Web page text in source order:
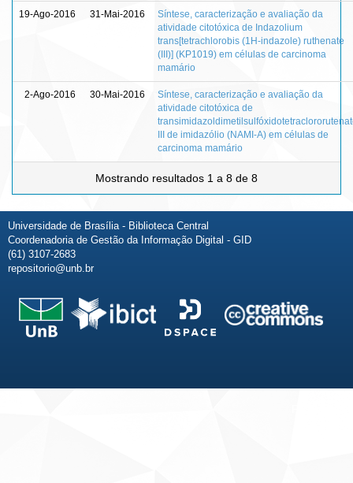
19-Ago-2016 31-Mai-2016
Síntese, caracterização e avaliação da
atividade citotóxica de Indazolium
trans[tetrachlorobis (1H-indazole) ruthenate
(III)] (KP1019) em células de carcinoma
mamário
2-Ago-2016 30-Mai-2016
Síntese, caracterização e avaliação da
atividade citotóxica de
III de imidazólio (NAMI-A) em células de
carcinoma mamário
Mostrando resultados 1 a 8 de 8
Universidade de Brasília - Biblioteca Central
Coordenadoria de Gestão da Informação Digital - GID
(61) 3107-2683
repositorio@unb.br